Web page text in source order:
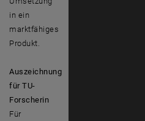
in ein
marktfähiges
Produkt.
Auszeichnung
für TU-
Forscherin
Für